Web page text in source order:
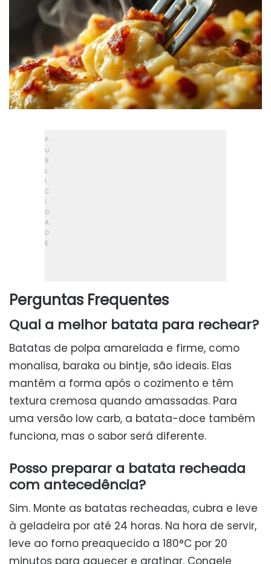
Perguntas Frequentes
Qual a melhor batata para rechear?
Batatas de polpa amarelada e firme, como
monalisa, baraka ou bintje, são ideais. Elas
mantêm a forma após o cozimento e têm
textura cremosa quando amassadas. Para
uma versão low carb, a batata-doce também
funciona, mas o sabor será diferente.
Posso preparar a batata recheada
com antecedência?
Sim. Monte as batatas recheadas, cubra e leve
à geladeira por até 24 horas. Na hora de servir,
leve ao forno preaquecido a 180°C por 20
minutos para aquecer e gratinar. Congele